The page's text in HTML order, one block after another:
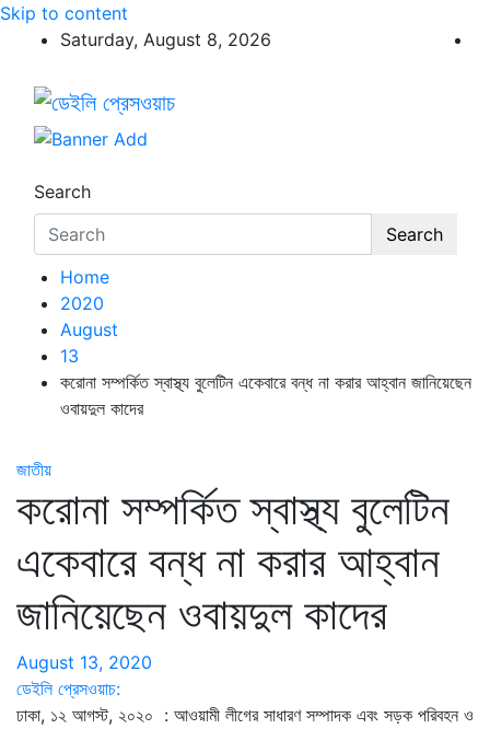
Skip to content
Saturday, August 8, 2026
ডেইলি প্রেসওয়াচ
ডেইলি প্রেসওয়াচ মুক্তিযুদ্ধের চেতনায় উদ্বুদ্ধ মুখপত্র
Search
Search
Home
2020
August
13
করোনা সম্পর্কিত স্বাস্থ্য বুলেটিন একেবারে বন্ধ না করার আহ্বান জানিয়েছেন
ওবায়দুল কাদের
জাতীয়
করোনা সম্পর্কিত স্বাস্থ্য বুলেটিন
একেবারে বন্ধ না করার আহ্বান
জানিয়েছেন ওবায়দুল কাদের
August 13, 2020
ডেইলি প্রেসওয়াচ:
ঢাকা, ১২ আগস্ট, ২০২০ : আওয়ামী লীগের সাধারণ সম্পাদক এবং সড়ক পরিবহন ও